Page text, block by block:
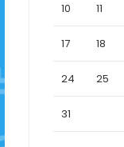
10 11
17 18
24 25
31